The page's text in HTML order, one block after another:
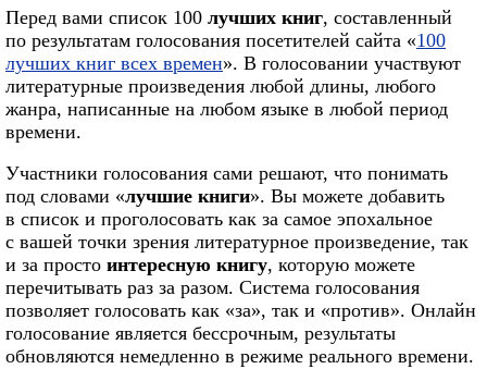
Перед вами список 100 лучших книг, составленный
по результатам голосования посетителей сайта «100
лучших книг всех времен». В голосовании участвуют
литературные произведения любой длины, любого
жанра, написанные на любом языке в любой период
времени.
Участники голосования сами решают, что понимать
под словами «лучшие книги». Вы можете добавить
в список и проголосовать как за самое эпохальное
с вашей точки зрения литературное произведение, так
и за просто интересную книгу, которую можете
перечитывать раз за разом. Система голосования
позволяет голосовать как «за», так и «против». Онлайн
голосование является бессрочным, результаты
обновляются немедленно в режиме реального времени.